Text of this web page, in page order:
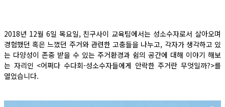
2018년 12월 6일 목요일, 친구사이 교육팀에서는 성소수자로서 살아오며
경험했던 혹은 느꼈던 주거와 관련한 고충들을 나누고, 각자가 생각하고 있
는 다양성이 존중 받을 수 있는 주거환경과 쉼의 공간에 대해 이야기 해보
는 자리인 <어쩌다 수다회-성소수자들에게 안락한 주거란 무엇일까?>를
열었습니다.